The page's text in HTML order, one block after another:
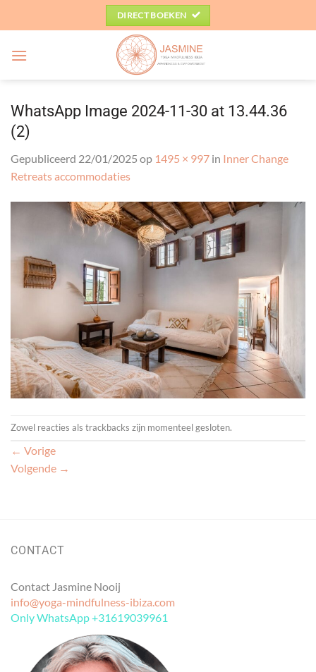
DIRECT BOEKEN
WhatsApp Image 2024-11-30 at 13.44.36
(2)
Gepubliceerd 22/01/2025 op 1495 × 997 in Inner Change
Retreats accommodaties
Zowel reacties als trackbacks zijn momenteel gesloten.
← Vorige
Volgende →
CONTACT
Contact Jasmine Nooij
info@yoga-mindfulness-ibiza.com
Only WhatsApp +31619039961